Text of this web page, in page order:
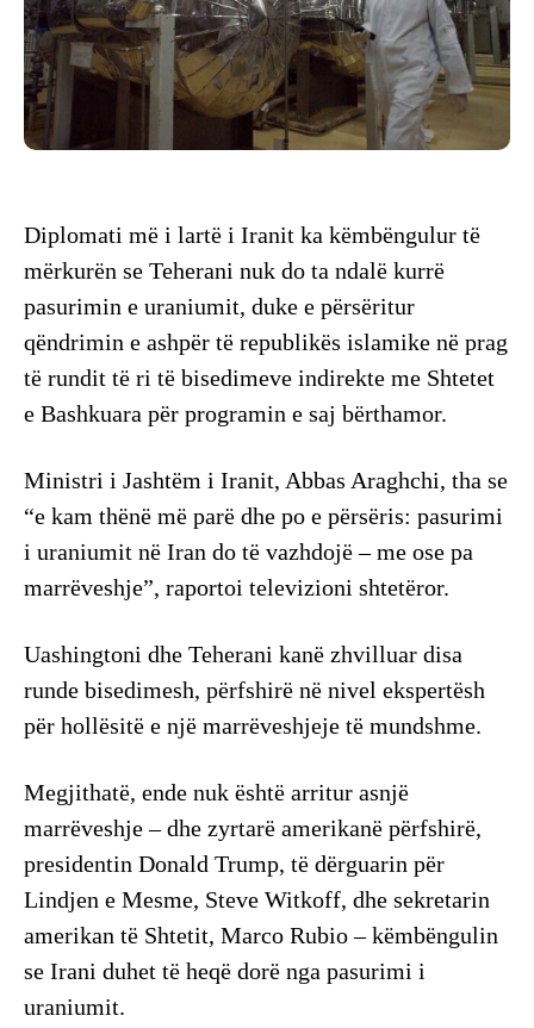
Diplomati më i lartë i Iranit ka këmbëngulur të
mërkurën se Teherani nuk do ta ndalë kurrë
pasurimin e uraniumit, duke e përsëritur
qëndrimin e ashpër të republikës islamike në prag
të rundit të ri të bisedimeve indirekte me Shtetet
e Bashkuara për programin e saj bërthamor.
Ministri i Jashtëm i Iranit, Abbas Araghchi, tha se
“e kam thënë më parë dhe po e përsëris: pasurimi
i uraniumit në Iran do të vazhdojë – me ose pa
marrëveshje”, raportoi televizioni shtetëror.
Uashingtoni dhe Teherani kanë zhvilluar disa
runde bisedimesh, përfshirë në nivel ekspertësh
për hollësitë e një marrëveshjeje të mundshme.
Megjithatë, ende nuk është arritur asnjë
marrëveshje – dhe zyrtarë amerikanë përfshirë,
presidentin Donald Trump, të dërguarin për
Lindjen e Mesme, Steve Witkoff, dhe sekretarin
amerikan të Shtetit, Marco Rubio – këmbëngulin
se Irani duhet të heqë dorë nga pasurimi i
uraniumit.